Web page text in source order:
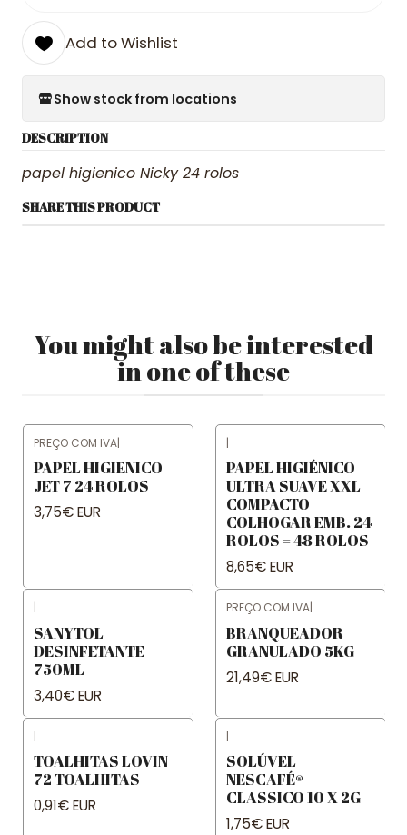
Add to Wishlist
Show stock from locations
DESCRIPTION
papel higienico Nicky 24 rolos
SHARE THIS PRODUCT
You might also be interested
in one of these
PREÇO COM IVA|
PAPEL HIGIENICO
JET 7 24 ROLOS
3,75€ EUR
|
PAPEL HIGIÉNICO
ULTRA SUAVE XXL
COMPACTO
COLHOGAR EMB. 24
ROLOS = 48 ROLOS
8,65€ EUR
|
SANYTOL
DESINFETANTE
750ML
3,40€ EUR
PREÇO COM IVA|
BRANQUEADOR
GRANULADO 5KG
21,49€ EUR
|
TOALHITAS LOVIN
72 TOALHITAS
0,91€ EUR
|
SOLÚVEL
NESCAFÉ®
CLASSICO 10 X 2G
1,75€ EUR